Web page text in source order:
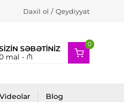
Daxil ol / Qeydiyyat
SƏBƏTINIZ
mal - ₼
0
2
Videolar Blog